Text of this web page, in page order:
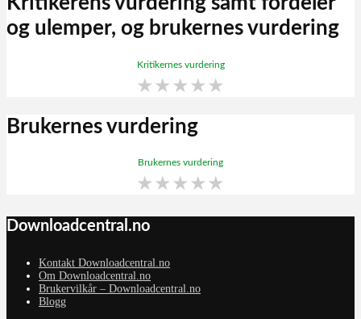
og ulemper, og brukernes vurdering
Kritikernes vurdering
★★★★★
Brukernes vurdering
Brukernes vurdering
★★★★★
Downloadcentral.no
Kontakt Downloadcentral.no
Om Downloadcentral.no
Brukervilkår – Downloadcentral.no
Blogg